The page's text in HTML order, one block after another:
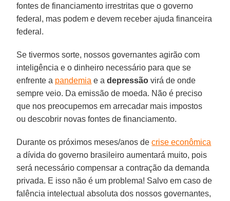
fontes de financiamento irrestritas que o governo
federal, mas podem e devem receber ajuda financeira
federal.
Se tivermos sorte, nossos governantes agirão com
inteligência e o dinheiro necessário para que se
enfrente a pandemia e adepressão virá de onde
sempre veio. Da emissão de moeda. Não é preciso
que nos preocupemos em arrecadar mais impostos
ou descobrir novas fontes de financiamento.
Durante os próximos meses/anos decrise econômica
a dívida do governo brasileiro aumentará muito, pois
será necessário compensar a contração da demanda
privada. E isso não é um problema! Salvo em caso de
falência intelectual absoluta dos nossos governantes,